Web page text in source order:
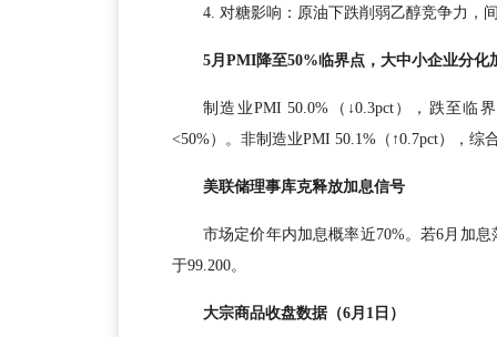
4. 对糖影响：原油下跌削弱乙醇竞争力，
5月PMI降至50%临界点，大中小企业分化
制造业PMI 50.0%（↓0.3pct），跌至临
<50%）。非制造业PMI 50.1%（↑0.7pct），综
美联储理事库克释放加息信号
市场定价年内加息概率近70%。若6月加
于99.200。
大宗商品收盘数据（6月1日）